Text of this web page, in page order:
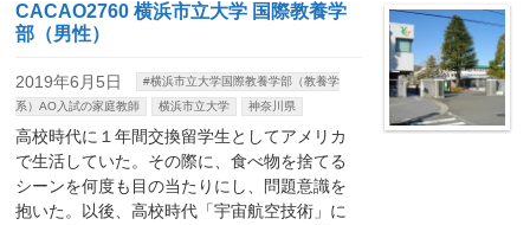
CACAO2760 横浜市立大学 国際教養学
部（男性）
2019年6月5日
#横浜市立大学国際教養学部（教養学
系）AO入試の家庭教師
横浜市立大学 神奈川県
高校時代に１年間交換留学生としてアメリカ
で生活していた。その際に、食べ物を捨てる
シーンを何度も目の当たりにし、問題意識を
抱いた。以後、高校時代「宇宙航空技術」に